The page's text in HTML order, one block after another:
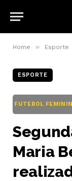
Home » Esporte
ESPORTE
FUTEBOL
Maria